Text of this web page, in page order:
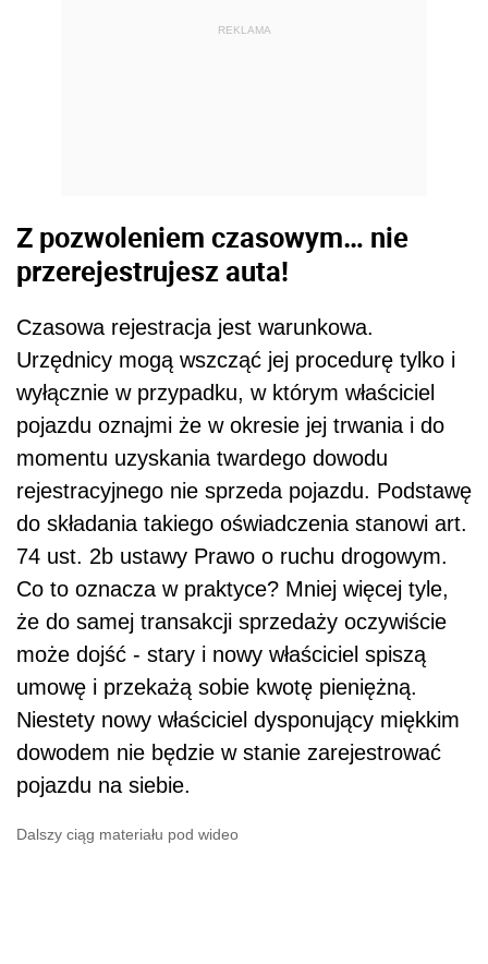
REKLAMA
Z pozwoleniem czasowym… nie
przerejestrujesz auta!
Czasowa rejestracja jest warunkowa.
Urzędnicy mogą wszcząć jej procedurę tylko i
wyłącznie w przypadku, w którym właściciel
pojazdu oznajmi że w okresie jej trwania i do
momentu uzyskania twardego dowodu
rejestracyjnego nie sprzeda pojazdu. Podstawę
do składania takiego oświadczenia stanowi art.
74 ust. 2b ustawy Prawo o ruchu drogowym.
Co to oznacza w praktyce? Mniej więcej tyle,
że do samej transakcji sprzedaży oczywiście
może dojść - stary i nowy właściciel spiszą
umowę i przekażą sobie kwotę pieniężną.
Niestety nowy właściciel dysponujący miękkim
dowodem nie będzie w stanie zarejestrować
pojazdu na siebie.
Dalszy ciąg materiału pod wideo